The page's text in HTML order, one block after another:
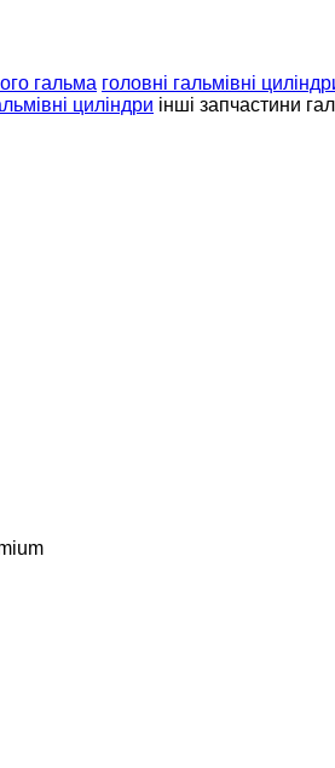
гальма головні гальмівні
циліндри інші запчастини